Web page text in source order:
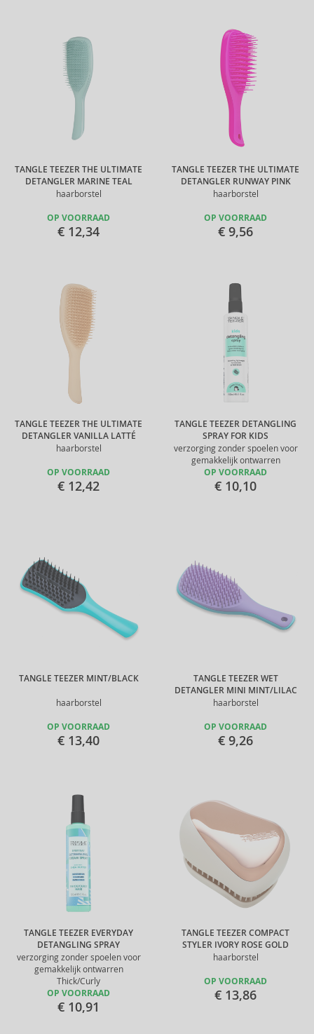
TANGLE TEEZER THE ULTIMATE
DETANGLER MARINE TEAL
haarborstel
OP VOORRAAD
€ 12,34
TANGLE TEEZER THE ULTIMATE
DETANGLER RUNWAY PINK
haarborstel
OP VOORRAAD
€ 9,56
TANGLE TEEZER THE ULTIMATE
DETANGLER VANILLA LATTÉ
haarborstel
OP VOORRAAD
€ 12,42
TANGLE TEEZER DETANGLING
SPRAY FOR KIDS
verzorging zonder spoelen voor
gemakkelijk ontwarren
OP VOORRAAD
€ 10,10
TANGLE TEEZER MINT/BLACK
haarborstel
OP VOORRAAD
€ 13,40
TANGLE TEEZER WET
DETANGLER MINI MINT/LILAC
haarborstel
OP VOORRAAD
€ 9,26
TANGLE TEEZER EVERYDAY
DETANGLING SPRAY
verzorging zonder spoelen voor
gemakkelijk ontwarren
Thick/Curly
OP VOORRAAD
€ 10,91
TANGLE TEEZER COMPACT
STYLER IVORY ROSE GOLD
haarborstel
OP VOORRAAD
€ 13,86